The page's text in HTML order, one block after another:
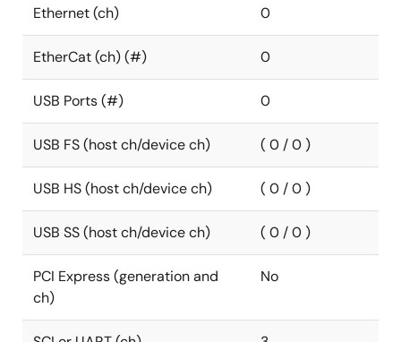
Ethernet (ch) 0
EtherCat (ch) (#) 0
USB Ports (#) 0
USB FS (host ch/device ch) ( 0 / 0 )
USB HS (host ch/device ch) ( 0 / 0 )
USB SS (host ch/device ch) ( 0 / 0 )
PCI Express (generation and
ch)
No